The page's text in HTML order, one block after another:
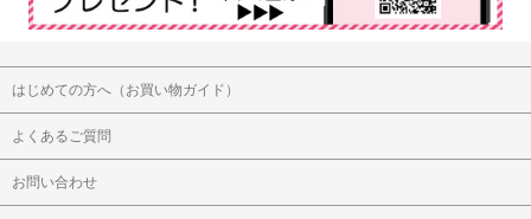
はじめての方へ（お買い物ガイド）
よくあるご質問
お問い合わせ